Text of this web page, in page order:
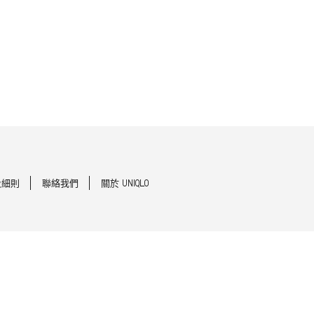
則 聯絡我們 關於 UNIQLO